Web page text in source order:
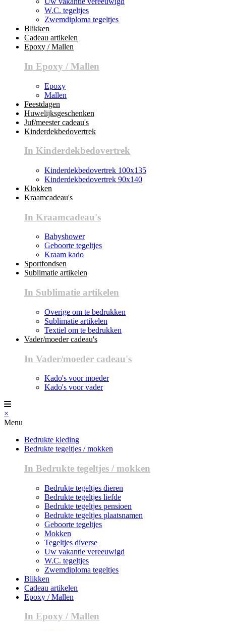
W.C. tegeltjes
Zwemdiploma tegeltjes
Blikken
Cadeau artikelen
Epoxy / Mallen
In Epoxy / Mallen
Epoxy
Mallen
Feestdagen
Huwelijksgeschenken
Juf/meester cadeau's
Kinderdekbedovertrek
In Kinderdekbedovertrek
Kinderdekbedovertrek 100x135
Kinderdekbedovertrek 90x140
Klokken
Kraamcadeau's
In Kraamcadeau's
Babyshower
Geboorte tegeltjes
Kraam kado
Sportfondsen
Sublimatie artikelen
In Sublimatie artikelen
Overige om te bedrukken
Sublimatie artikelen
Textiel om te bedrukken
Vader/moeder cadeau's
In Vader/moeder cadeau's
Kado's voor moeder
Kado's voor vader
×
Menu
Bedrukte kleding
Bedrukte tegeltjes / mokken
In Bedrukte tegeltjes / mokken
Bedrukte tegeltjes dieren
Bedrukte tegeltjes liefde
Bedrukte tegeltjes pensioen
Bedrukte tegeltjes plaatsnamen
Geboorte tegeltjes
Mokken
Tegeltjes diverse
Uw vakantie vereeuwigd
W.C. tegeltjes
Zwemdiploma tegeltjes
Blikken
Cadeau artikelen
Epoxy / Mallen
In Epoxy / Mallen